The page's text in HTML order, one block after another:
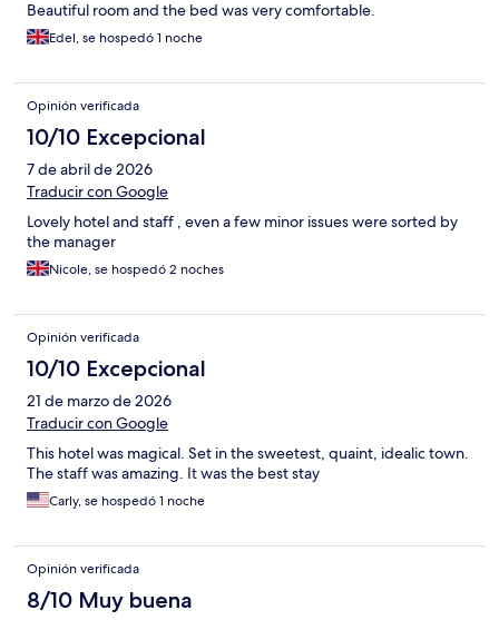
Beautiful room and the bed was very comfortable.
Edel, se hospedó 1 noche
Opinión verificada
10/10 Excepcional
7 de abril de 2026
Traducir con Google
Lovely hotel and staff , even a few minor issues were sorted by
the manager
Nicole, se hospedó 2 noches
Opinión verificada
10/10 Excepcional
21 de marzo de 2026
Traducir con Google
This hotel was magical. Set in the sweetest, quaint, idealic town.
The staff was amazing. It was the best stay
Carly, se hospedó 1 noche
Opinión verificada
8/10 Muy buena